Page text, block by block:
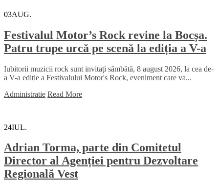
03AUG.
Festivalul Motor’s Rock revine la Bocșa.
Patru trupe urcă pe scenă la ediția a V-a
Iubitorii muzicii rock sunt invitați sâmbătă, 8 august 2026, la cea de-
a V-a ediție a Festivalului Motor's Rock, eveniment care va...
Administratie Read More
24IUL.
Adrian Torma, parte din Comitetul
Director al Agenției pentru Dezvoltare
Regională Vest